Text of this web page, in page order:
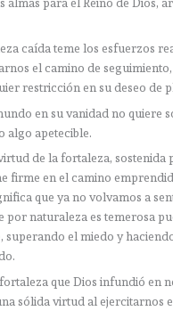
caída teme los esfuerzos
el camino de
restricción en su deseo de
en su vanidad no quiere
algo apetecible.
de la fortaleza, sostenida
firme en el camino
que ya no volvamos a
por naturaleza es temerosa
superando el miedo y
que Dios infundió en
sólida virtud al ejercitarnos